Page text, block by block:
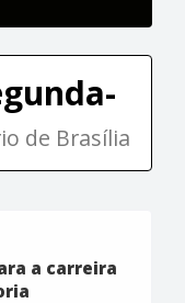
de Brasília
a carreira